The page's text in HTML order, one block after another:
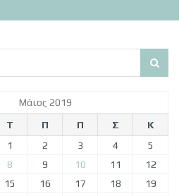
Μάιος 2019
Τ Π Π Σ
Κ
1
2 3 4
5
8 9 10 11
12
15 16 17 18
19